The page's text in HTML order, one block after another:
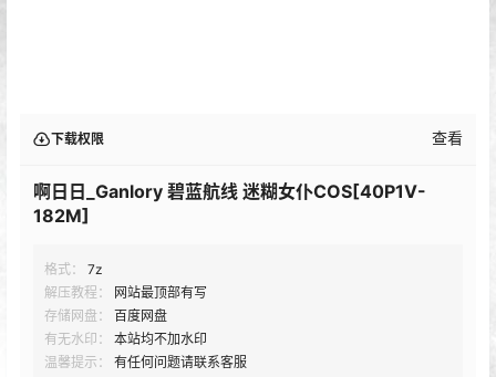
下载权限 查看
啊日日_Ganlory 碧蓝航线 迷糊女仆COS[40P1V-
182M]
格式：
7z
解压教程：
网站最顶部有写
存储网盘：
百度网盘
有无水印：
本站均不加水印
温馨提示：
有任何问题请联系客服